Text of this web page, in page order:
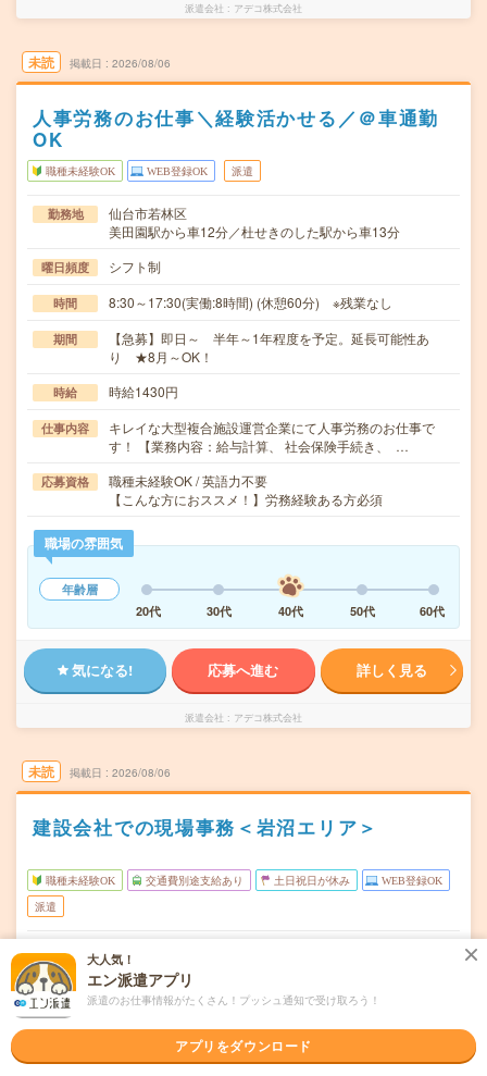
派遣会社 アデコ株式会社
未読 掲載日 2026/08/06
人事労務のお仕事＼経験活かせる／＠車通勤
OK
職種未経験OK WEB登録OK 派遣
勤務地
仙台市若林区
美田園駅から車12分／杜せきのした駅から車13分
曜日頻度 シフト制
時間 8:30～17:30(実働:8時間) (休憩60分) ※残業なし
期間
【急募】即日～ 半年～1年程度を予定。延長可能性あ
り ★8月～OK！
時給 時給1430円
仕事内容
キレイな大型複合施設運営企業にて人事労務のお仕事で
す！ 【業務内容：給与計算、 社会保険手続き、 …
応募資格
職種未経験OK / 英語力不要
【こんな方におススメ！】労務経験ある方必須
職場の雰囲気
年齢層
20代
30代 40代 50代 60代
気になる! 応募へ進む 詳しく見る
派遣会社 アデコ株式会社
未読 掲載日 2026/08/06
建設会社での現場事務＜岩沼エリア＞
職種未経験OK 交通費別途支給あり 土日祝日が休み WEB登録OK
派遣
勤務地
館腰駅から車10分／仙台空港(鉄道)駅から車10分
曜日頻度 月～金※土日休み！
8:30～17:30(実働:7時間30分) (休憩90分) ※残業なし 休
憩はお昼１時間のほか午前と…
大人気！
エン派遣アプリ
派遣のお仕事情報がたくさん！プッシュ通知で受け取ろう！
アプリをダウンロード